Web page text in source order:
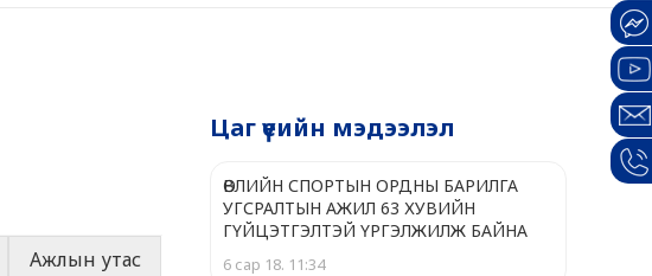
Ажлын утас
Цаг үеийн мэдээлэл
ӨВЛИЙН СПОРТЫН ОРДНЫ БАРИЛГА
УГСРАЛТЫН АЖИЛ 63 ХУВИЙН
ГҮЙЦЭТГЭЛТЭЙ ҮРГЭЛЖИЛЖ БАЙНА
6 сар 18. 11:34